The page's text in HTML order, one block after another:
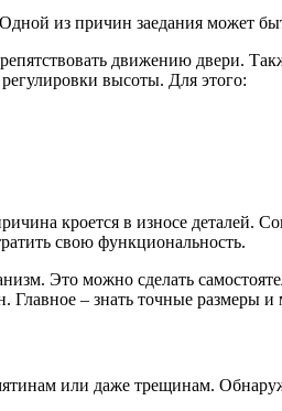
из причин заедания может
движению двери.
высоты. Для этого:
кроется в износе
свою функциональность.
Это можно сделать
Главное – знать точные размеры
или даже трещинам.